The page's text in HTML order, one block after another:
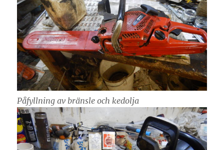
Påfyllning av bränsle och kedolja